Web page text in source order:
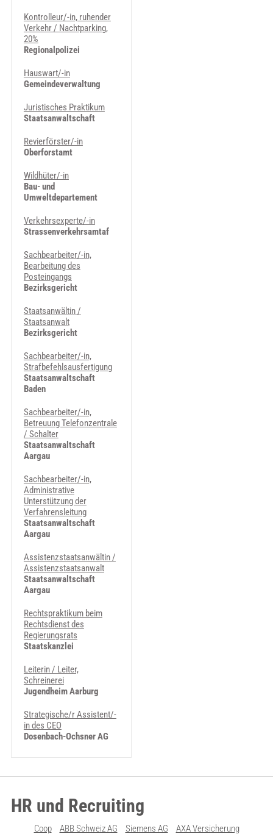
Kontrolleur/-in, ruhender
Verkehr / Nachtparking,
20%
Regionalpolizei
Hauswart/-in
Gemeindeverwaltung
Juristisches Praktikum
Staatsanwaltschaft
Revierförster/-in
Oberforstamt
Wildhüter/-in
Bau- und
Umweltdepartement
Verkehrsexperte/-in
Strassenverkehrsamtaf
Sachbearbeiter/-in,
Bearbeitung des
Posteingangs
Bezirksgericht
Staatsanwältin /
Staatsanwalt
Bezirksgericht
Sachbearbeiter/-in,
Strafbefehlsausfertigung
Staatsanwaltschaft
Baden
Sachbearbeiter/-in,
Betreuung Telefonzentrale
/ Schalter
Staatsanwaltschaft
Aargau
Sachbearbeiter/-in,
Administrative
Unterstützung der
Verfahrensleitung
Staatsanwaltschaft
Aargau
Assistenzstaatsanwältin /
Assistenzstaatsanwalt
Staatsanwaltschaft
Aargau
Rechtspraktikum beim
Rechtsdienst des
Regierungsrats
Staatskanzlei
Leiterin / Leiter,
Schreinerei
Jugendheim Aarburg
Strategische/r Assistent/-
in des CEO
Dosenbach-Ochsner AG
HR und Recruiting
Coop ABB Schweiz AG Siemens AG AXA Versicherung